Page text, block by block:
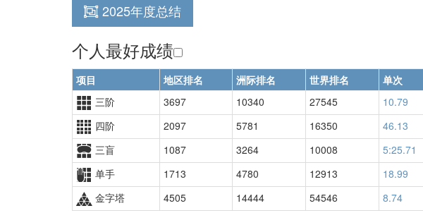
2025年度总结
个人最好成绩
项目 地区排名 洲际排名 世界排名 单次
三阶
3697 10340 27545 10.79
四阶
2097 5781 16350 46.13
三盲
1087 3264 10008 5:25.71
单手
1713 4780 12913 18.99
金字塔
4505 14444 54546 8.74